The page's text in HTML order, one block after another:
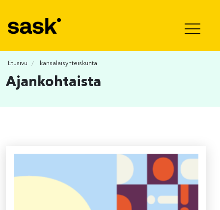
Etusivu kansalaisyhteiskunta
Ajankohtaista